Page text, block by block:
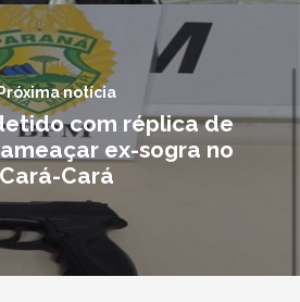
notícia
com réplica de
ex-sogra no
Cará-Cará